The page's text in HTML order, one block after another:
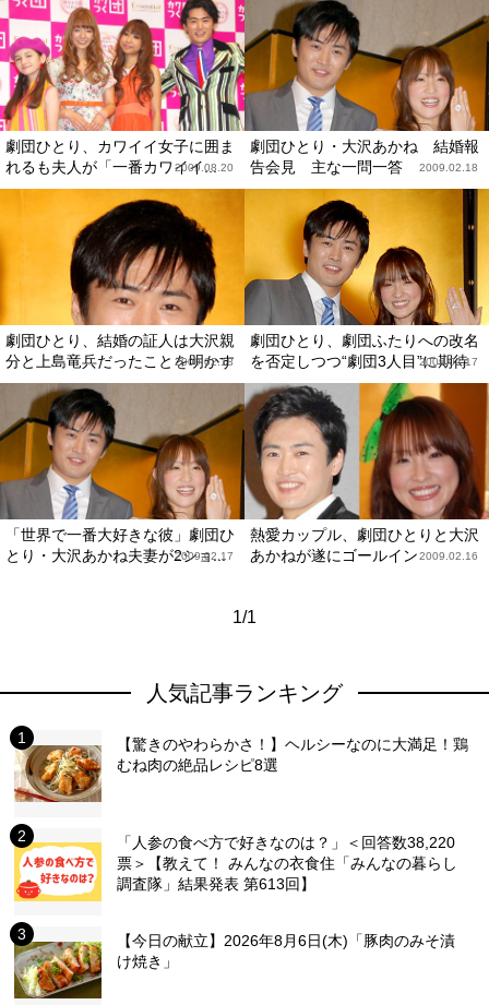
劇団ひとり、カワイイ女子に囲ま
れるも夫人が「一番カワイイ...
2009.08.20
劇団ひとり・大沢あかね 結婚報
告会見 主な一問一答
2009.02.18
劇団ひとり、結婚の証人は大沢親
分と上島竜兵だったことを明かす
2009.02.18
劇団ひとり、劇団ふたりへの改名
を否定しつつ“劇団3人目”に期待
2009.02.17
「世界で一番大好きな彼」劇団ひ
とり・大沢あかね夫妻が2ショ...
2009.02.17
熱愛カップル、劇団ひとりと大沢
あかねが遂にゴールイン2009.02.16
1/1
人気記事ランキング
【驚きのやわらかさ！】ヘルシーなのに大満足！鶏
むね肉の絶品レシピ8選
「人参の食べ方で好きなのは？」＜回答数38,220
票＞【教えて！ みんなの衣食住「みんなの暮らし
調査隊」結果発表 第613回】
【今日の献立】2026年8月6日(木)「豚肉のみそ漬
け焼き」